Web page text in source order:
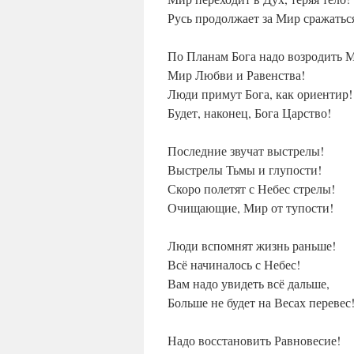
Русь продолжает за Мир
По Планам Бога надо возродить
Мир Любви и Равенства!
Люди примут Бога, как ориентир!
Будет, наконец, Бога Царство!
Последние звучат выстрелы!
Выстрелы Тьмы и глупости!
Скоро полетят с Небес стрелы!
Очищающие, Мир от тупости!
Люди вспомнят жизнь раньше!
Всё начиналось с Небес!
Вам надо увидеть всё дальше,
Больше не будет на Весах перевес!
Надо восстановить Равновесие!